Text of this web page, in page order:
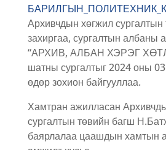
Архивчдын хөгжил сургалтын
захиргаа, сургалтын албаны
“АРХИВ, АЛБАН ХЭРЭГ
шатны сургалтыг 2024 оны
өдөр зохион байгууллаа.
Хамтран ажилласан
сургалтын төвийн багш
баярлалаа цаашдын хамтын